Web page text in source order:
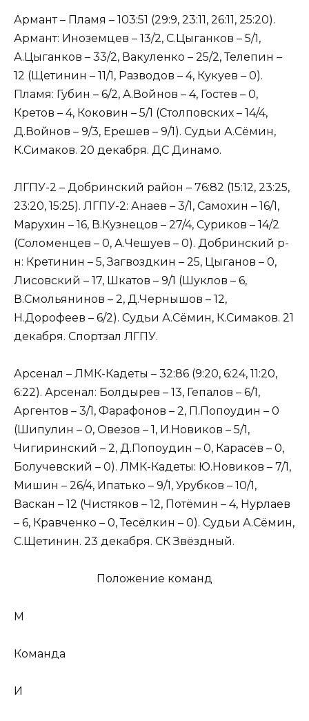
Армант – Пламя – 103:51 (29:9, 23:11, 26:11, 25:20).
Армант: Иноземцев – 13/2, С.Цыганков – 5/1,
А.Цыганков – 33/2, Вакуленко – 25/2, Телепин –
12 (Щетинин – 11/1, Разводов – 4, Кукуев – 0).
Пламя: Губин – 6/2, А.Войнов – 4, Гостев – 0,
Кретов – 4, Коковин – 5/1 (Столповских – 14/4,
Д.Войнов – 9/3, Ерешев – 9/1). Судьи А.Сёмин,
К.Симаков. 20 декабря. ДС Динамо.
ЛГПУ-2 – Добринский район – 76:82 (15:12, 23:25,
23:20, 15:25). ЛГПУ-2: Анаев – 3/1, Самохин – 16/1,
Марухин – 16, В.Кузнецов – 27/4, Суриков – 14/2
(Соломенцев – 0, А.Чешуев – 0). Добринский р-
н: Кретинин – 5, Загвоздкин – 25, Цыганов – 0,
Лисовский – 17, Шкатов – 9/1 (Шуклов – 6,
В.Смольянинов – 2, Д.Чернышов – 12,
Н.Дорофеев – 6/2). Судьи А.Сёмин, К.Симаков. 21
декабря. Спортзал ЛГПУ.
Арсенал – ЛМК-Кадеты – 32:86 (9:20, 6:24, 11:20,
6:22). Арсенал: Болдырев – 13, Гепалов – 6/1,
Аргентов – 3/1, Фарафонов – 2, П.Попоудин – 0
(Шипулин – 0, Овезов – 1, И.Новиков – 5/1,
Чигиринский – 2, Д.Попоудин – 0, Карасёв – 0,
Болучевский – 0). ЛМК-Кадеты: Ю.Новиков – 7/1,
Мишин – 26/4, Ипатько – 9/1, Урубков – 10/1,
Васкан – 12 (Чистяков – 12, Потёмин – 4, Нурлаев
– 6, Кравченко – 0, Тесёлкин – 0). Судьи А.Сёмин,
С.Щетинин. 23 декабря. СК Звёздный.
Положение команд
М
Команда
И